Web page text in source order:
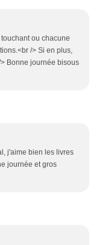
ou chacune
/> Si en plus,
Bonne journée bisous
j'aime bien les livres
journée et gros